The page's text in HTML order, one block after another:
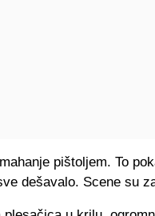
pištoljem. To
dešavalo. Scene su